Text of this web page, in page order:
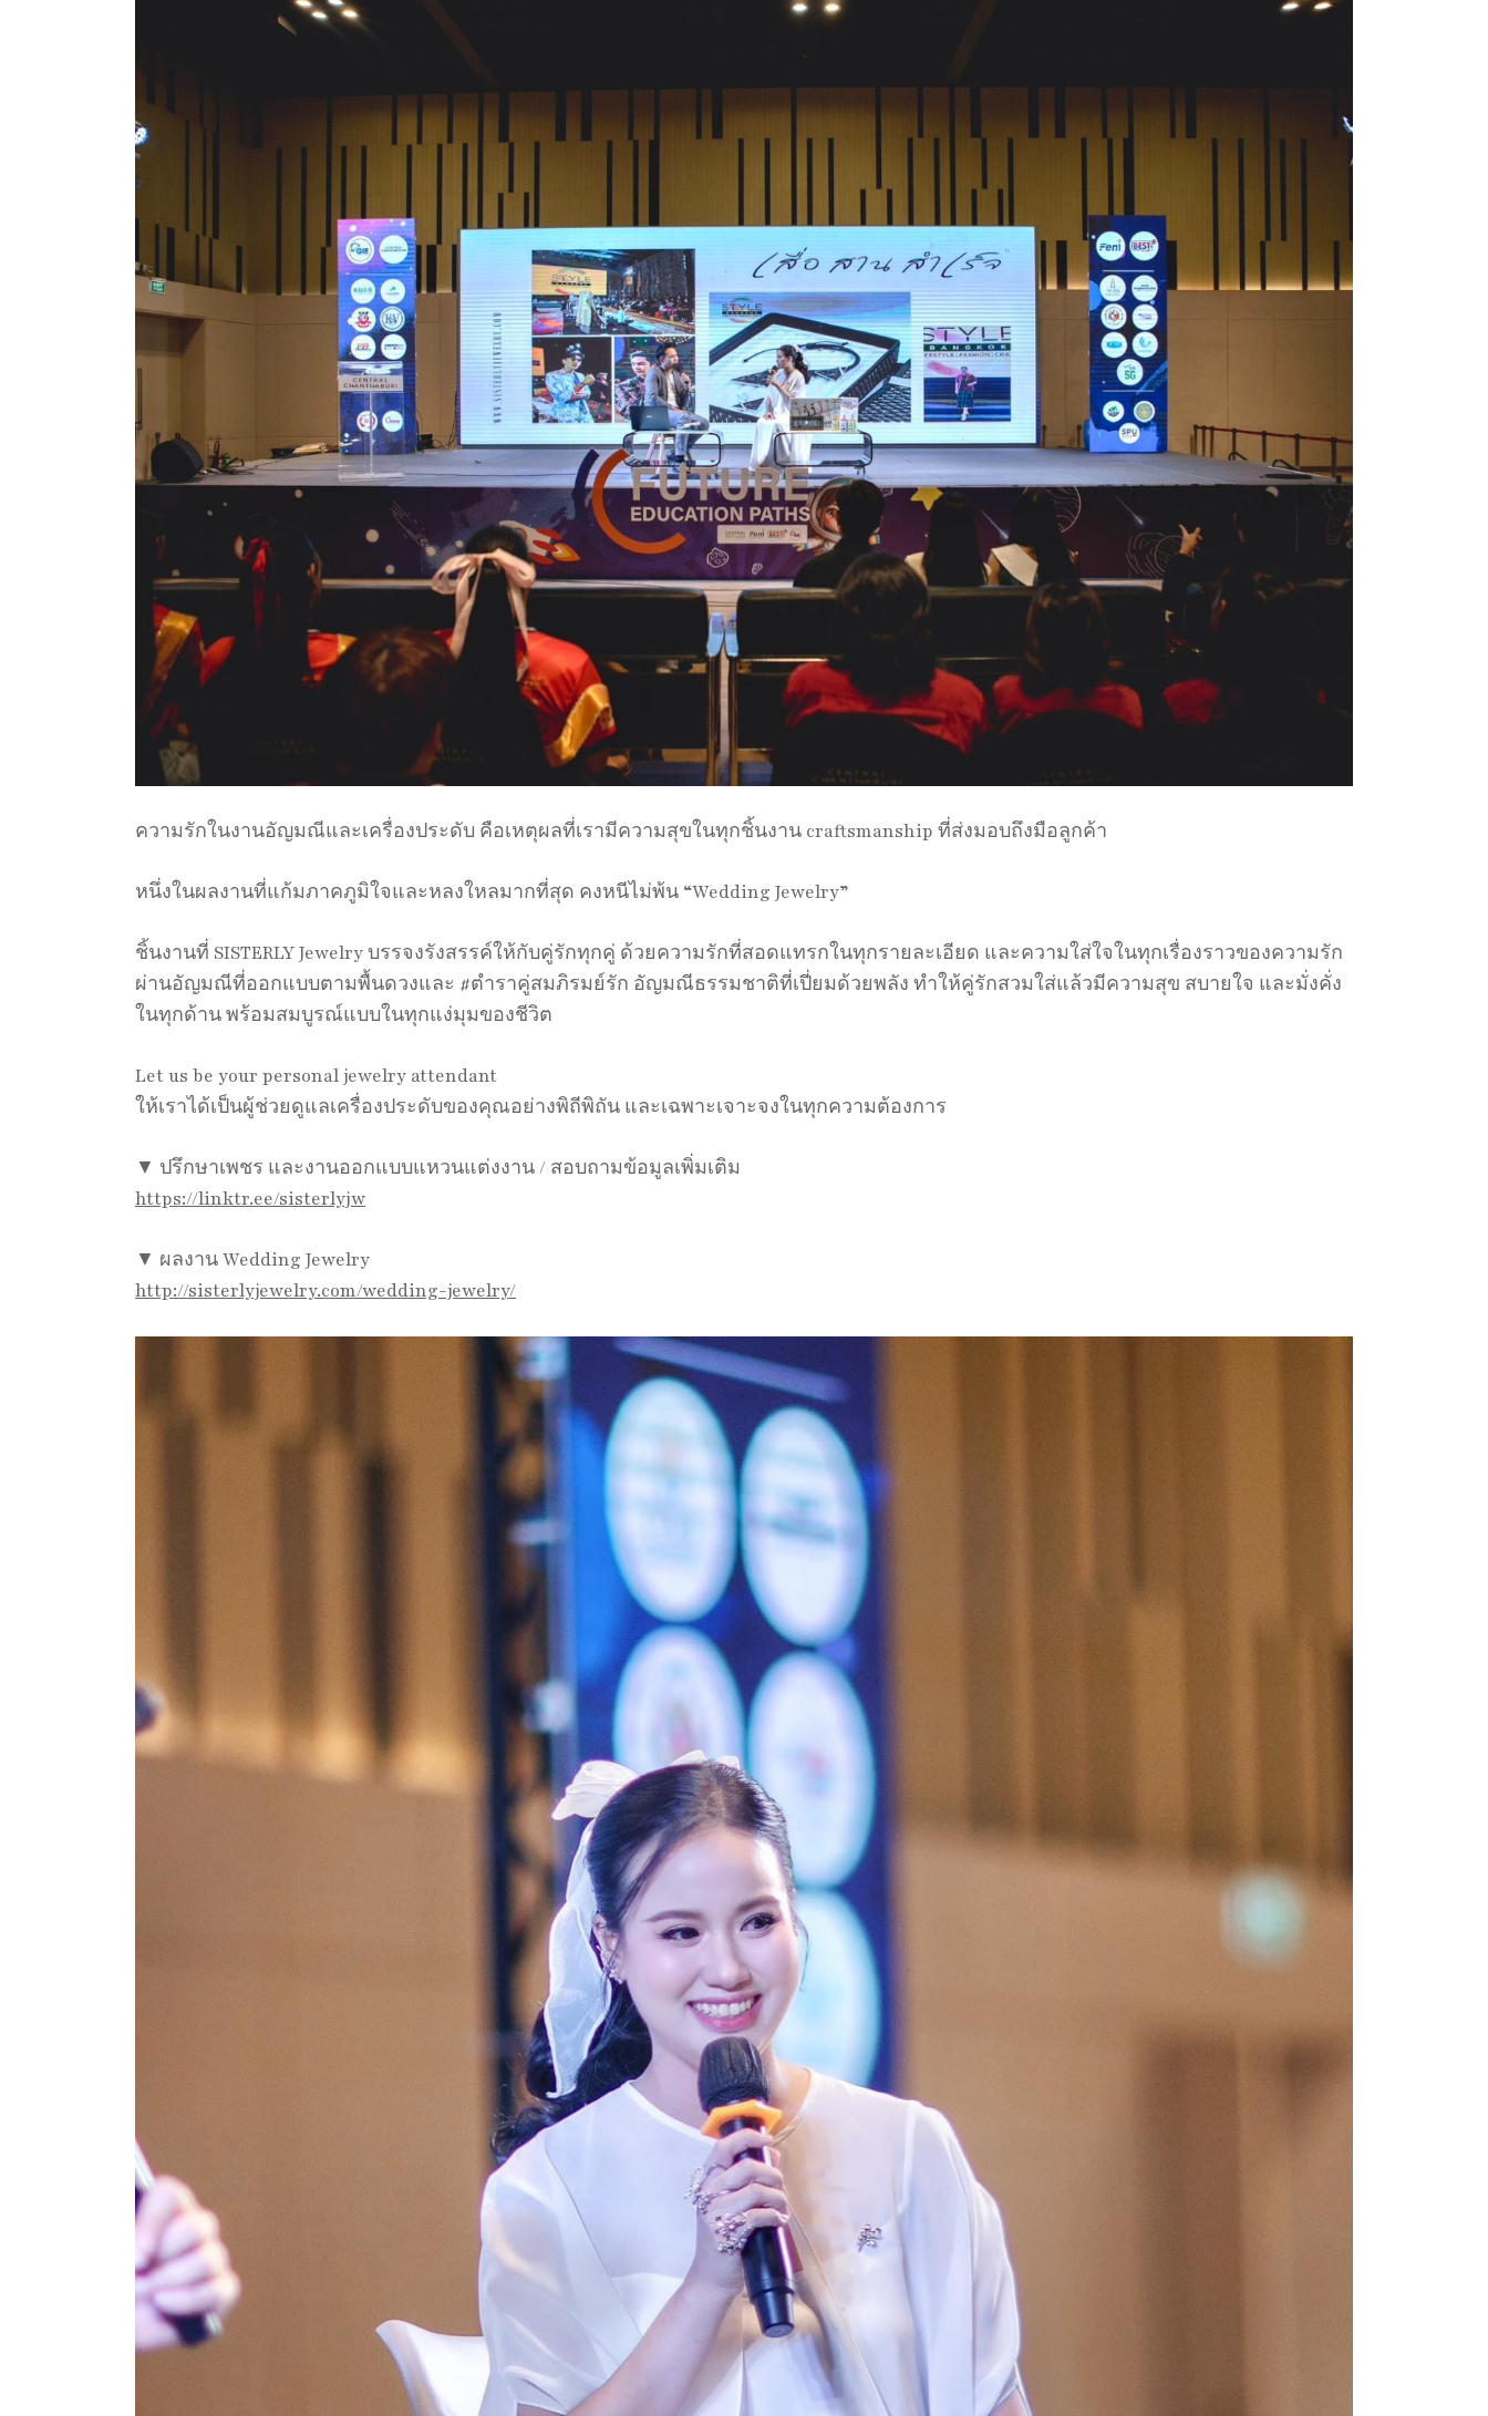
ความรักในงานอัญมณีและเครื่องประดับ คือเหตุผลที่เรามีความสุขในทุกชิ้นงาน craftsmanship ที่ส่งมอบถึงมือลูกค้า
หนึ่งในผลงานที่แก้มภาคภูมิใจและหลงใหลมากที่สุด คงหนีไม่พ้น “Wedding Jewelry”
ชิ้นงานที่ SISTERLY Jewelry บรรจงรังสรรค์ให้กับคู่รักทุกคู่ ด้วยความรักที่สอดแทรกในทุกรายละเอียด และความใส่ใจในทุกเรื่องราวของความรัก
ผ่านอัญมณีที่ออกแบบตามพื้นดวงและ #ตำราคู่สมภิรมย์รัก อัญมณีธรรมชาติที่เปี่ยมด้วยพลัง ทำให้คู่รักสวมใส่แล้วมีความสุข สบายใจ และมั่งคั่ง
ในทุกด้าน พร้อมสมบูรณ์แบบในทุกแง่มุมของชีวิต
Let us be your personal jewelry attendant
ให้เราได้เป็นผู้ช่วยดูแลเครื่องประดับของคุณอย่างพิถีพิถัน และเฉพาะเจาะจงในทุกความต้องการ
▼ ปรึกษาเพชร และงานออกแบบแหวนแต่งงาน / สอบถามข้อมูลเพิ่มเติม
https://linktr.ee/sisterlyjw
▼ ผลงาน Wedding Jewelry
http://sisterlyjewelry.com/wedding-jewelry/